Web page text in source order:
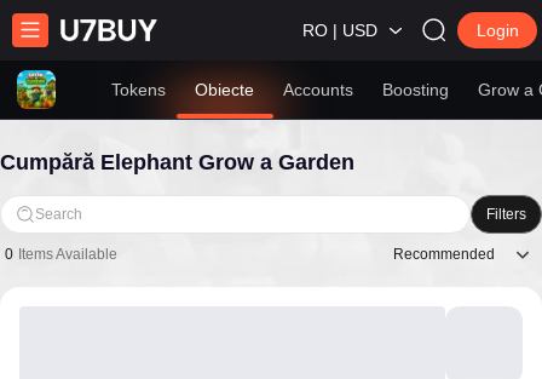
RO | USD Login
Tokens Obiecte Accounts Boosting Grow a
Cumpără Elephant Grow a Garden
Search Filters
0 Items Available Recommended